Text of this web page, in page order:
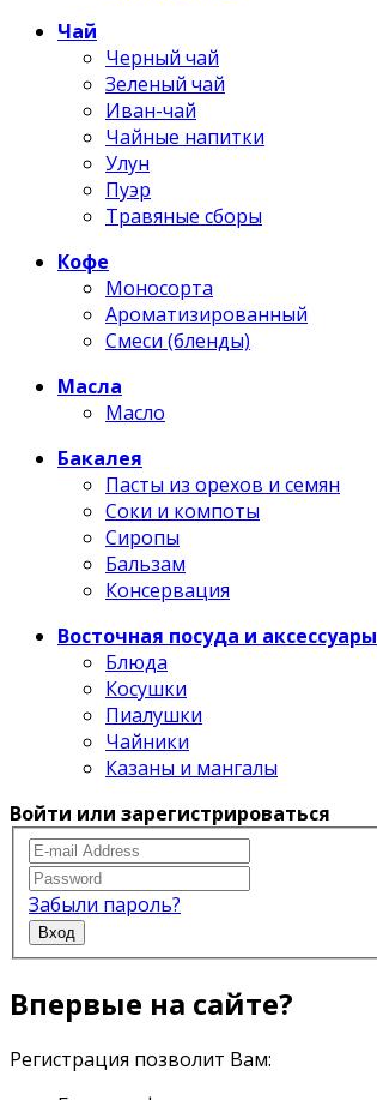
Чай
Черный чай
Зеленый чай
Иван-чай
Чайные напитки
Улун
Пуэр
Травяные сборы
Кофе
Моносорта
Ароматизированный
Смеси (бленды)
Масла
Масло
Бакалея
Пасты из орехов и семян
Соки и компоты
Сиропы
Бальзам
Консервация
Восточная посуда и аксессуары
Блюда
Косушки
Пиалушки
Чайники
Казаны и мангалы
Войти или зарегистрироваться
Забыли пароль?
Вход
Впервые на сайте?
Регистрация позволит Вам: